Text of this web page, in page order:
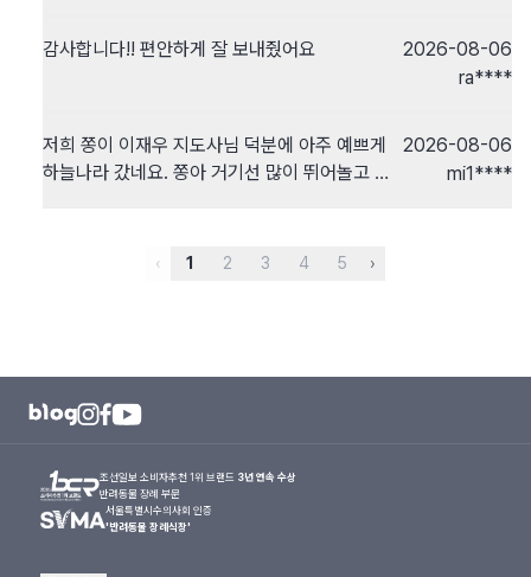
어 있고 봉안실 시설도 정말 깔끔하네요.​고민 끝
수 있을 것 같아요. 진심으로 감사드립니다.
안내해주셔서 감사합니다.
감사합니다!! 편안하게 잘 보내줬어요
2026-08-06
ra****
저희 쫑이 이재우 지도사님 덕분에 아주 예쁘게
하늘나라 갔네요. 쫑아 거기선 많이 뛰어놀고 행
2026-08-06
mi1****
‹ 1 2 3 4 5 ›
조선일보 소비자추천 1위 브랜드 3년 연속 수상
반려동물 장례 부문
서울특별시수의사회 인증
'반려동물 장례식장'